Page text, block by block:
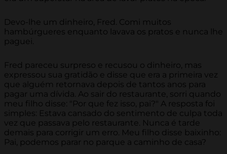
Devo-lhe um dinheiro, Fred. Comi muitos
hambúrgueres enquanto lavava os pratos e nunca lhe
paguei.
Fred pareceu surpreso e recusou o dinheiro, mas
expressou sua gratidão e disse que era a primeira vez
que alguém retornava depois de tantos anos para
pagar uma dívida. Ao sair do restaurante, sorri quando
meu filho disse: "Por que fez isso, pai?" A resposta foi
simples: Estava cansado do sentimento de culpa toda
vez que passava pelo restaurante. Nunca é tarde
demais para corrigir um erro. Meu filho disse baixinho:
Pai, podemos parar no parque a caminho de casa?